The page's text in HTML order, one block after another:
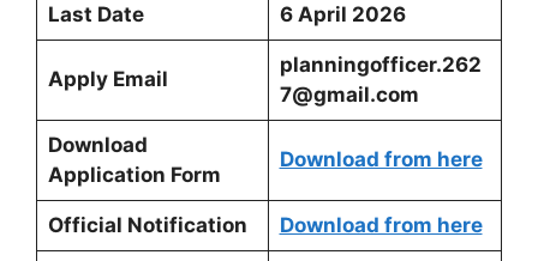
Last Date 6 April 2026
Apply Email
planningofficer.262
7@gmail.com
Download
Application Form
Download from here
Official Notification Download from here